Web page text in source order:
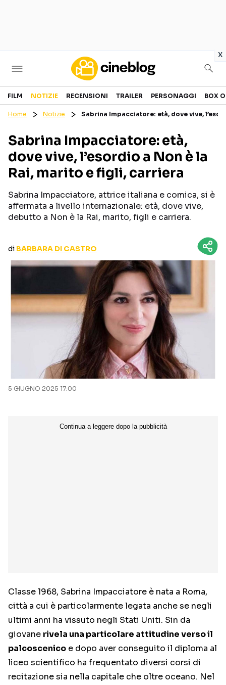
x
Cinema
GENERI
PERSONAGGI
CANALI STREAMING
Categorie
NOTIZIE
RECENSIONI
TRAILER
Seguici sui social
FILM NOTIZIE RECENSIONI TRAILER PERSONAGGI BOX
Home Notizie Sabrina Impacciatore: età, dove vive,
Sabrina Impacciatore: età,
dove vive, l’esordio a Non è la
Rai, marito e figli, carriera
Sabrina Impacciatore, attrice italiana e comica, si è
affermata a livello internazionale: età, dove vive,
debutto a Non è la Rai, marito, figli e carriera.
di BARBARA DI CASTRO
5 GIUGNO 2025 17:00
Classe 1968, Sabrina Impacciatore è nata a Roma,
città a cui è particolarmente legata anche se negli
ultimi anni ha vissuto negli Stati Uniti. Sin da
giovane rivela una particolare attitudine verso il
palcoscenico e dopo aver conseguito il diploma al
liceo scientifico ha frequentato diversi corsi di
recitazione sia nella capitale che oltre oceano. Nel